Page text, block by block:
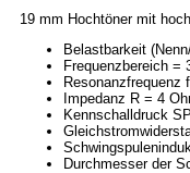
19 mm Hochtöner mit
Belastbarkeit
Frequenzbereich =
Resonanzfrequenz
Impedanz R = 4
Kennschalldruck
Durchmesser der